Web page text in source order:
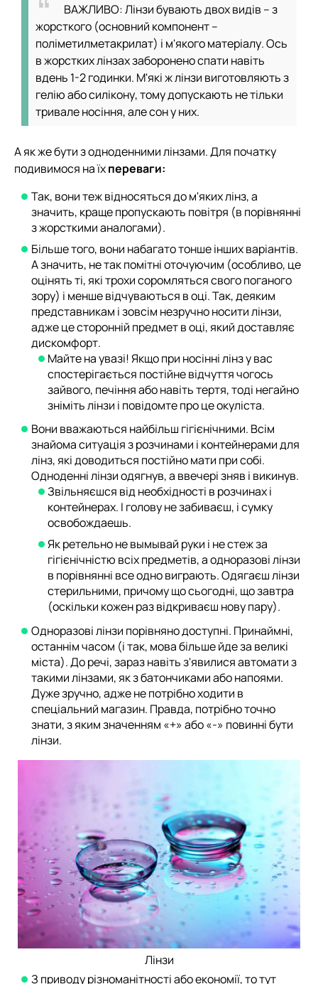
ВАЖЛИВО: Лінзи бувають двох видів – з
жорсткого (основний компонент –
поліметилметакрилат) і м'якого матеріалу. Ось
в жорстких лінзах заборонено спати навіть
вдень 1-2 годинки. М'які ж лінзи виготовляють з
гелію або силікону, тому допускають не тільки
тривале носіння, але сон у них.
А як же бути з одноденними лінзами. Для початку
подивимося на їхпереваги:
Так, вони теж відносяться до м'яких лінз, а
значить, краще пропускають повітря (в порівнянні
з жорсткими аналогами).
Більше того, вони набагато тонше інших варіантів.
А значить, не так помітні оточуючим (особливо, це
оцінять ті, які трохи соромляться свого поганого
зору) і менше відчуваються в оці. Так, деяким
представникам і зовсім незручно носити лінзи,
адже це сторонній предмет в оці, який доставляє
дискомфорт.
Майте на увазі! Якщо при носінні лінз у вас
спостерігається постійне відчуття чогось
зайвого, печіння або навіть тертя, тоді негайно
зніміть лінзи і повідомте про це окуліста.
Вони вважаються найбільш гігієнічними. Всім
знайома ситуація з розчинами і контейнерами для
лінз, які доводиться постійно мати при собі.
Одноденні лінзи одягнув, а ввечері зняв і викинув.
Звільняєшся від необхідності в розчинах і
контейнерах. І голову не забиваєш, і сумку
освобождаешь.
Як ретельно не вымывай руки і не стеж за
гігієнічністю всіх предметів, а одноразові лінзи
в порівнянні все одно виграють. Одягаєш лінзи
стерильними, причому що сьогодні, що завтра
(оскільки кожен раз відкриваєш нову пару).
Одноразові лінзи порівняно доступні. Принаймні,
останнім часом (і так, мова більше йде за великі
міста). До речі, зараз навіть з'явилися автомати з
такими лінзами, як з батончиками або напоями.
Дуже зручно, адже не потрібно ходити в
спеціальний магазин. Правда, потрібно точно
знати, з яким значенням «+» або «-» повинні бути
лінзи.
Лінзи
З приводу різноманітності або економії, то тут